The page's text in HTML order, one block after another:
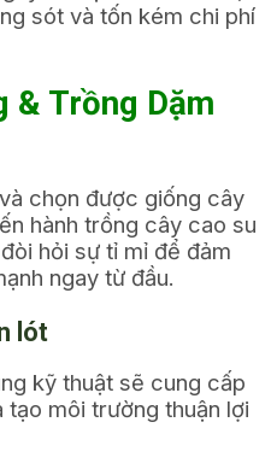
sót và tốn kém chi phí
& Trồng Dặm
chọn được giống cây
hành trồng cây cao su
hỏi sự tỉ mỉ để đảm
ngay từ đầu.
lót
kỹ thuật sẽ cung cấp
tạo môi trường thuận lợi